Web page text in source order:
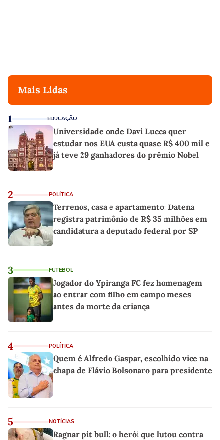
Mais Lidas
1 EDUCAÇÃO
Universidade onde Davi Lucca quer
estudar nos EUA custa quase R$ 400 mil e
já teve 29 ganhadores do prêmio Nobel
2 POLÍTICA
Terrenos, casa e apartamento: Datena
registra patrimônio de R$ 35 milhões em
candidatura a deputado federal por SP
3 FUTEBOL
Jogador do Ypiranga FC fez homenagem
ao entrar com filho em campo meses
antes da morte da criança
4 POLÍTICA
Quem é Alfredo Gaspar, escolhido vice na
chapa de Flávio Bolsonaro para presidente
5 NOTÍCIAS
Ragnar pit bull: o herói que lutou contra